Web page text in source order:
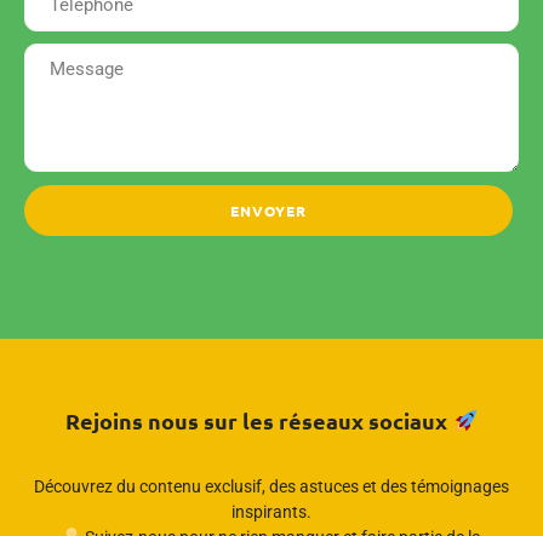
ENVOYER
Rejoins nous sur les réseaux sociaux
Découvrez du contenu exclusif, des astuces et des témoignages
inspirants.